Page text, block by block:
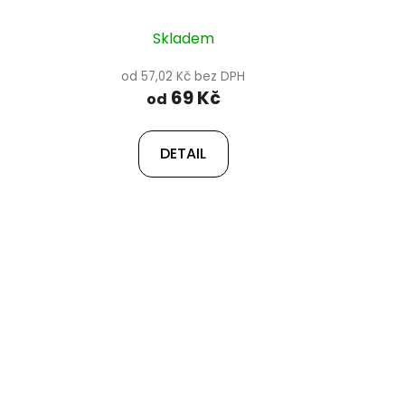
Skladem
od 57,02 Kč bez DPH
od 69 Kč
DETAIL